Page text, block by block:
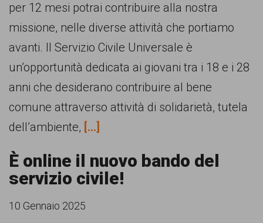
fenomeno
del
razzismo
curato
da
Lunaria
collaborazione
con
persone,
per 12 mesi potrai contribuire alla nostra
missione, nelle diverse attività che portiamo
avanti. Il Servizio Civile Universale è
un’opportunità dedicata ai giovani tra i 18 e i 28
anni che desiderano contribuire al bene
comune attraverso attività di solidarietà, tutela
dell’ambiente, [...]
È online il nuovo bando del
servizio civile!
10 Gennaio 2025